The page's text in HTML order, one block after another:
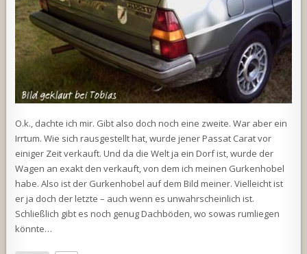
O.k., dachte ich mir. Gibt also doch noch eine zweite. War aber ein
Irrtum. Wie sich rausgestellt hat, wurde jener Passat Carat vor
einiger Zeit verkauft. Und da die Welt ja ein Dorf ist, wurde der
Wagen an exakt den verkauft, von dem ich meinen Gurkenhobel
habe. Also ist der Gurkenhobel auf dem Bild meiner. Vielleicht ist
er ja doch der letzte – auch wenn es unwahrscheinlich ist.
Schließlich gibt es noch genug Dachböden, wo sowas rumliegen
könnte…